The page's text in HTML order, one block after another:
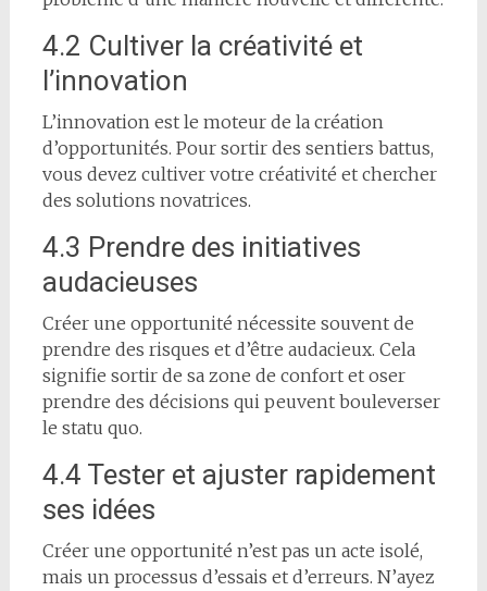
4.2 Cultiver la créativité et
l’innovation
L’innovation est le moteur de la création
d’opportunités. Pour sortir des sentiers battus,
vous devez cultiver votre créativité et chercher
des solutions novatrices.
4.3 Prendre des initiatives
audacieuses
Créer une opportunité nécessite souvent de
prendre des risques et d’être audacieux. Cela
signifie sortir de sa zone de confort et oser
prendre des décisions qui peuvent bouleverser
le statu quo.
4.4 Tester et ajuster rapidement
ses idées
Créer une opportunité n’est pas un acte isolé,
mais un processus d’essais et d’erreurs. N’ayez